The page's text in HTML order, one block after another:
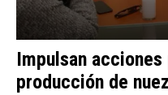
Impulsan
producción de